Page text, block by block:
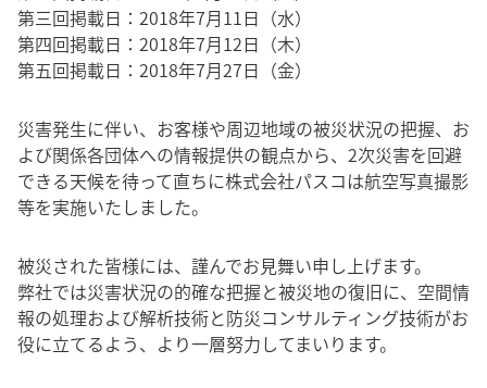
第三回掲載日：2018年7月11日（水）
第四回掲載日：2018年7月12日（木）
第五回掲載日：2018年7月27日（金）
災害発生に伴い、お客様や周辺地域の被災状況の把握、お
よび関係各団体への情報提供の観点から、2次災害を回避
できる天候を待って直ちに株式会社パスコは航空写真撮影
等を実施いたしました。
被災された皆様には、謹んでお見舞い申し上げます。
弊社では災害状況の的確な把握と被災地の復旧に、空間情
報の処理および解析技術と防災コンサルティング技術がお
役に立てるよう、より一層努力してまいります。